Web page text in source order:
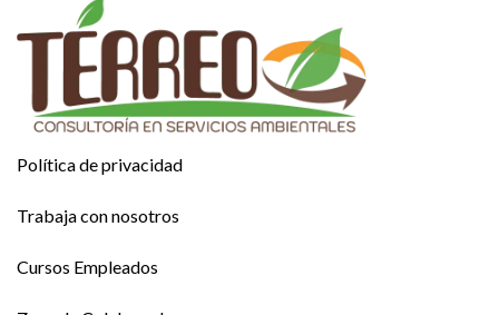
Política de privacidad
Trabaja con nosotros
Cursos Empleados